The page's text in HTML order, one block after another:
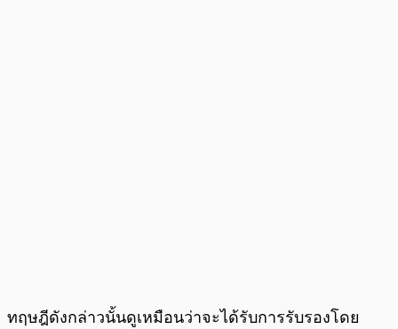
ทฤษฎีดังกล่าวนั้นดูเหมือนว่าจะได้รับการรับรองโดย